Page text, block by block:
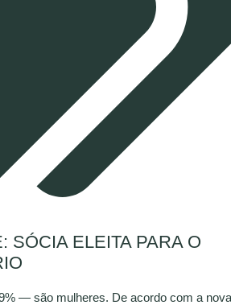
SÓCIA ELEITA PARA O
— são mulheres. De acordo com a nova